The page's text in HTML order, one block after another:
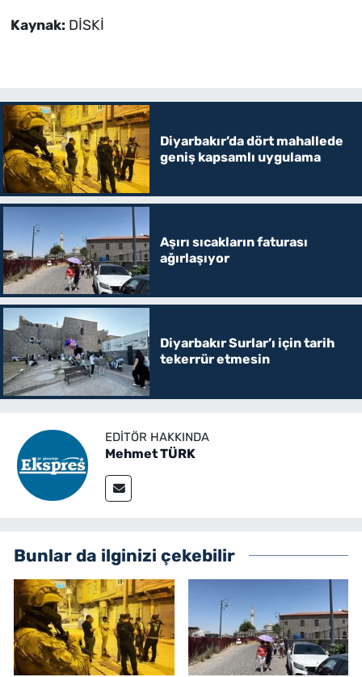
Kaynak: DİSKİ
Diyarbakır’da dört mahallede
geniş kapsamlı uygulama
Aşırı sıcakların faturası
ağırlaşıyor
Diyarbakır Surlar’ı için tarih
tekerrür etmesin
EDITÖR HAKKINDA
Mehmet TÜRK
Bunlar da ilginizi çekebilir